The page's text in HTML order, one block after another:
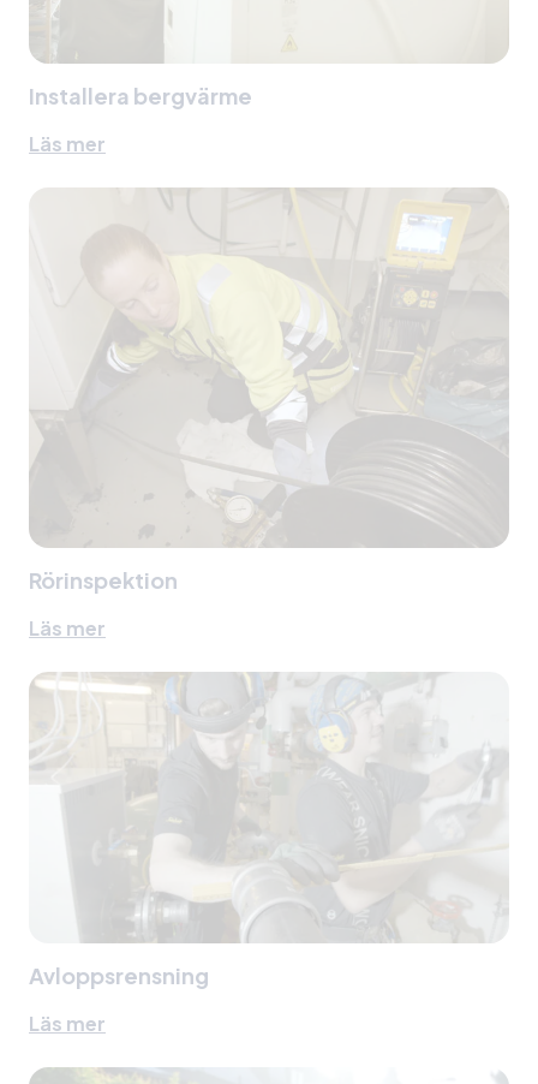
Installera bergvärme
Läs mer
Rörinspektion
Läs mer
Avloppsrensning
Läs mer